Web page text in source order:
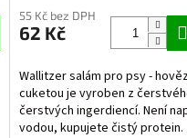
produktu
je
z
5
hvězdiček.
55 Kč bez DPH
62 Kč
Wallitzer salám pro psy -
cuketou je vyroben z
čerstvých ingerdiencí. Není
vodou, kupujete čistý protein.